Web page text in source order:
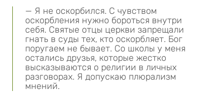
— Я не оскорбился. С чувством
оскорбления нужно бороться внутри
себя. Святые отцы церкви запрещали
гнать в суды тех, кто оскорбляет. Бог
поругаем не бывает. Со школы у меня
остались друзья, которые жестко
высказываются о религии в личных
разговорах. Я допускаю плюрализм
мнений.